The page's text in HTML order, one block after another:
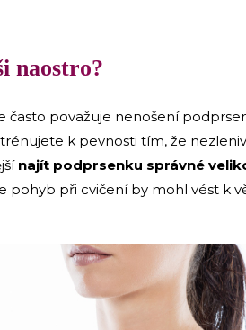
naostro?
často považuje nenošení
k pevnosti tím, že
najít podprsenku správné
pohyb při cvičení by mohl vést k